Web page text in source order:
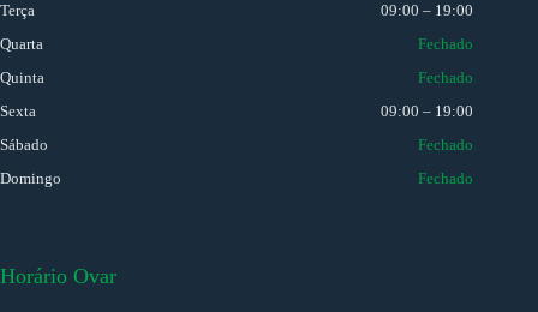
Terça
09:00 – 19:00
Quarta
Fechado
Quinta
Fechado
Sexta
09:00 – 19:00
Sábado
Fechado
Domingo
Fechado
Horário Ovar